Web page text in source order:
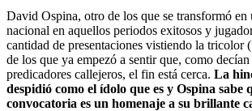
David Ospina, otro de los que se transformó
nacional en aquellos periodos exitosos y
cantidad de presentaciones vistiendo la tricolor
de los que ya empezó a sentir que, como
predicadores callejeros, el fin está cerca. La
despidió como el ídolo que es y Ospina sabe
convocatoria es un homenaje a su brillante